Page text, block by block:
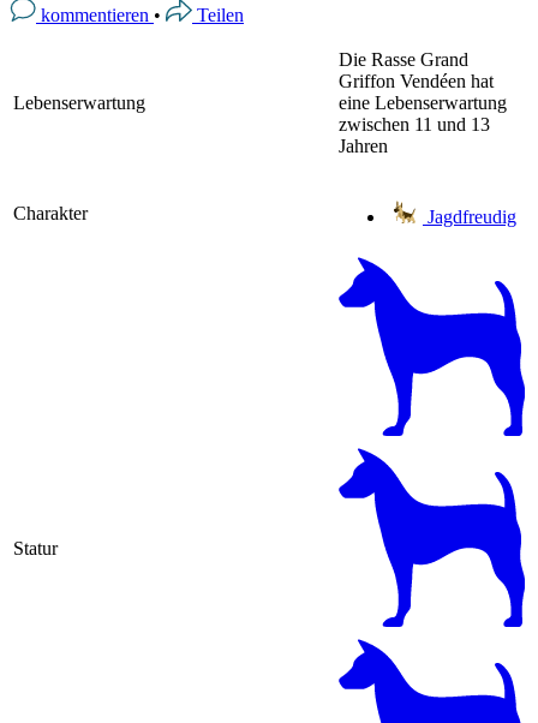
kommentieren • Teilen
Lebenserwartung
Die Rasse Grand
Griffon Vendéen hat
eine Lebenserwartung
zwischen 11 und 13
Jahren
Charakter Jagdfreudig
Statur